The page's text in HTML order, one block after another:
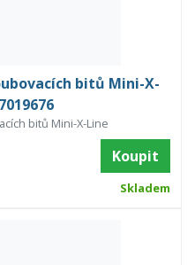
bitů Mini-X-
bitů Mini-X-Line
Koupit
Skladem